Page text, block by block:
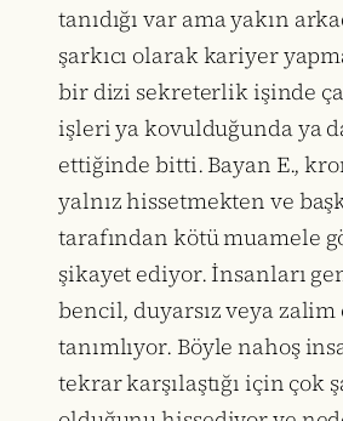
tanıdığı var ama yakın
şarkıcı olarak kariyer
bir dizi sekreterlik işinde
işleri ya kovulduğunda ya
ettiğinde bitti. Bayan E.,
yalnız hissetmekten ve
tarafından kötü muamele
şikayet ediyor. İnsanları
bencil, duyarsız veya
tanımlıyor. Böyle nahoş
tekrar karşılaştığı için çok